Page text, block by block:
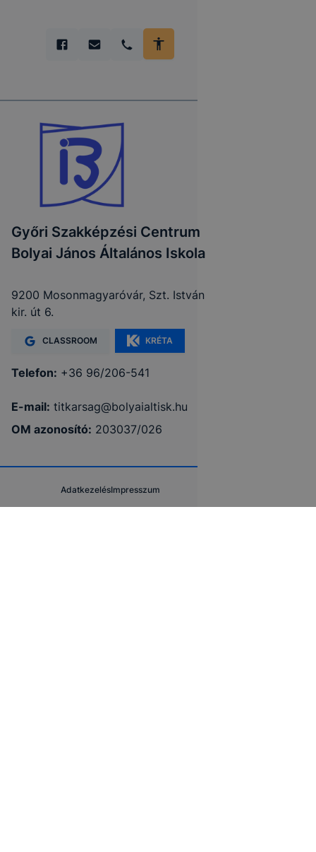
Győri Szakképzési Centrum
Bolyai János Általános Iskola
9200 Mosonmagyaróvár, Szt. István
kir. út 6.
CLASSROOM KRÉTA
Telefon: +36 96/206-541
E-mail: titkarsag@bolyaialtisk.hu
OM azonosító: 203037/026
AdatkezelésImpresszum